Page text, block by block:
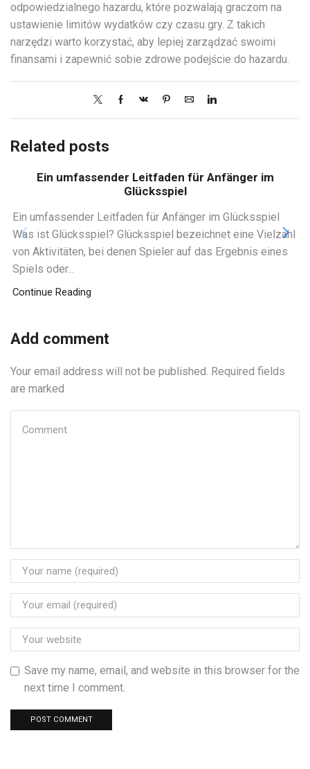
odpowiedzialnego hazardu, które pozwalają graczom na
ustawienie limitów wydatków czy czasu gry. Z takich
narzędzi warto korzystać, aby lepiej zarządzać swoimi
finansami i zapewnić sobie zdrowe podejście do hazardu.
Related posts
Ein umfassender Leitfaden für Anfänger im
Glücksspiel
Ein umfassender Leitfaden für Anfänger im Glücksspiel
Was ist Glücksspiel? Glücksspiel bezeichnet eine Vielzahl
von Aktivitäten, bei denen Spieler auf das Ergebnis eines
Spiels oder...
Continue Reading
Add comment
Your email address will not be published. Required fields
are marked
Save my name, email, and website in this browser for the
next time I comment.